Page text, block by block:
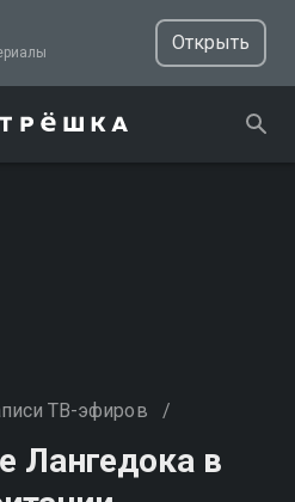
и сериалы
Открыть
ТВ-эфиров /
Лангедока в